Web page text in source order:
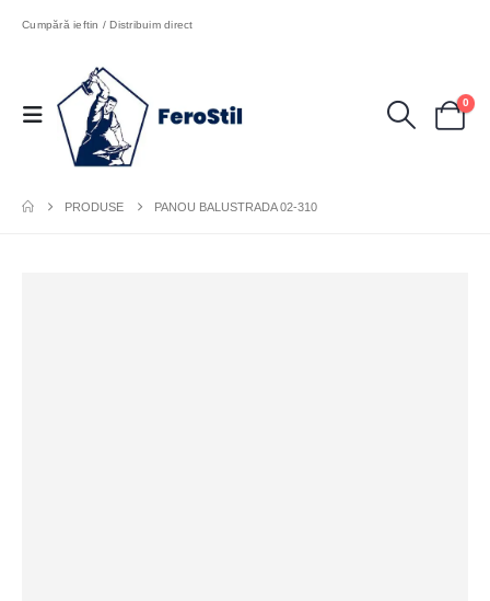
Cumpără ieftin / Distribuim direct
0
PRODUSE PANOU BALUSTRADA 02-310